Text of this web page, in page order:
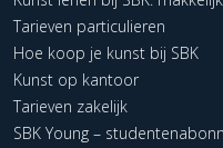
Kerncollectie
1 items. Pagina: 1
Tarieven particulieren
Hoe koop je kunst bij SBK
Kunst op kantoor
Tarieven zakelijk
SBK Young –